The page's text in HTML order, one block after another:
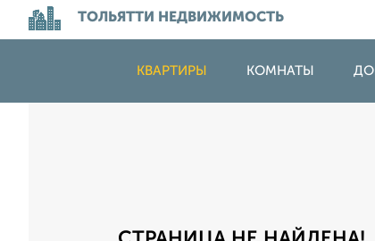
ТОЛЬЯТТИ НЕДВИЖИМОСТЬ
КВАРТИРЫ КОМНАТЫ